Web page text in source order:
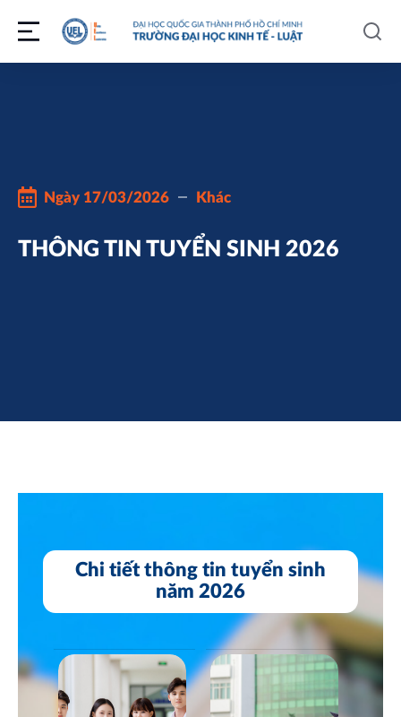
Ngày 17/03/2026 Khác
THÔNG TIN TUYỂN SINH 2026
Chi tiết thông tin tuyển sinh
năm 2026